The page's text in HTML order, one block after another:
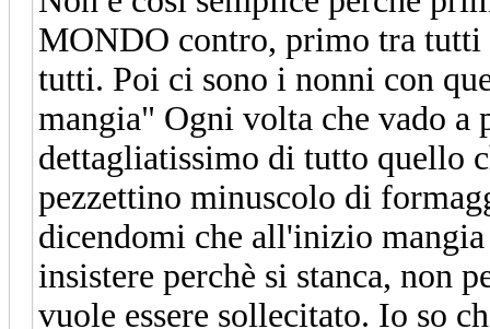
MONDO contro, primo tra tutti
tutti. Poi ci sono i nonni con
mangia" Ogni volta che vado a
dettagliatissimo di tutto quello
pezzettino minuscolo di
dicendomi che all'inizio
insistere perchè si stanca, non
vuole essere sollecitato. Io so